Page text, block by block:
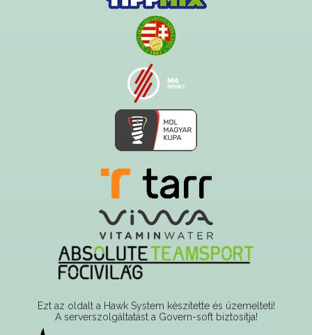
Ezt az oldalt a Hawk System készítette és üzemelteti!